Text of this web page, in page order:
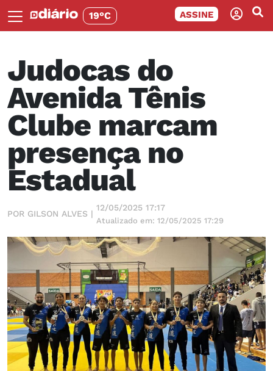
19°C ASSINE
Judocas do
Avenida Tênis
Clube marcam
presença no
Estadual
POR GILSON ALVES |
12/05/2025 17:17
Atualizado em: 12/05/2025 17:29